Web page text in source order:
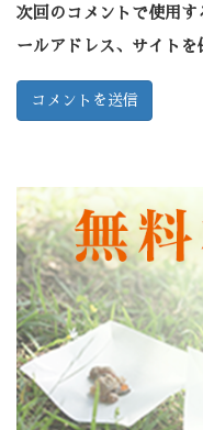
次回のコメントで使用
ールアドレス、サイトを